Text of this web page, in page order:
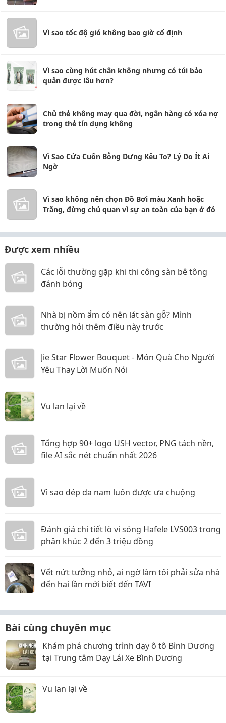
Vì sao tốc độ gió không bao giờ cố định
Vì sao cùng hút chân không nhưng có túi bảo
quản được lâu hơn?
Chủ thẻ không may qua đời, ngân hàng có xóa nợ
trong thẻ tín dụng không
Vì Sao Cửa Cuốn Bỗng Dưng Kêu To? Lý Do Ít Ai
Ngờ
Vì sao không nên chọn Đồ Bơi màu Xanh hoặc
Trắng, đừng chủ quan vì sự an toàn của bạn ở đó
Được xem nhiều
Các lỗi thường gặp khi thi công sàn bê tông
đánh bóng
Nhà bị nồm ẩm có nên lát sàn gỗ? Mình
thường hỏi thêm điều này trước
Jie Star Flower Bouquet - Món Quà Cho Người
Yêu Thay Lời Muốn Nói
Vu lan lại về
Tổng hợp 90+ logo USH vector, PNG tách nền,
file AI sắc nét chuẩn nhất 2026
Vì sao dép da nam luôn được ưa chuộng
Đánh giá chi tiết lò vi sóng Hafele LVS003 trong
phân khúc 2 đến 3 triệu đồng
Vết nứt tưởng nhỏ, ai ngờ làm tôi phải sửa nhà
đến hai lần mới biết đến TAVI
Bài cùng chuyên mục
Khám phá chương trình dạy ô tô Bình Dương
tại Trung tâm Dạy Lái Xe Bình Dương
Vu lan lại về